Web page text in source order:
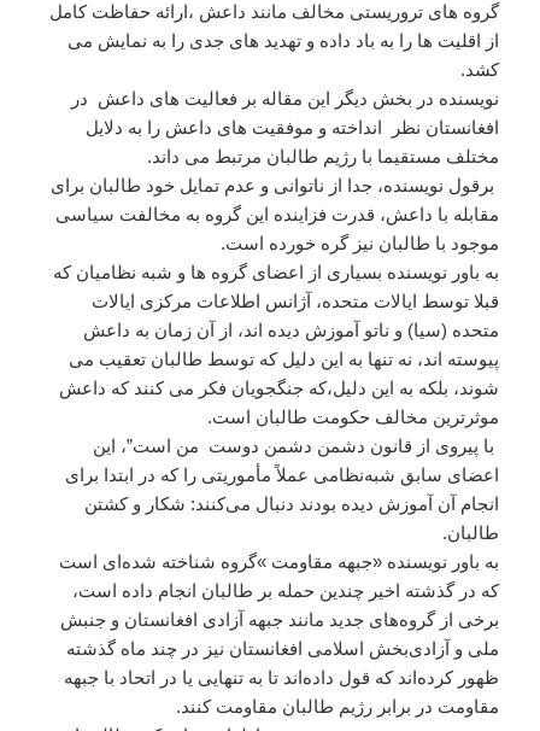
گروه های تروریستی مخالف مانند داعش ،ارائه حفاظت کامل
از اقلیت ها را به باد داده و تهدید های جدی را به نمایش می
کشد.
نویسنده در بخش دیگر این مقاله بر فعالیت های داعش در
افغانستان نظر انداخته و موفقیت های داعش را به دلایل
مختلف مستقیما با رژیم طالبان مرتبط می داند.
برقول نویسنده، جدا از ناتوانی و عدم تمایل خود طالبان برای
مقابله با داعش، قدرت فزاینده این گروه به مخالفت سیاسی
موجود با طالبان نیز گره خورده است.
به باور نویسنده بسیاری از اعضای گروه ها و شبه نظامیان که
قبلا توسط ایالات متحده، آژانس اطلاعات مرکزی ایالات
متحده (سیا) و ناتو آموزش دیده اند، از آن زمان به داعش
پیوسته اند، نه تنها به این دلیل که توسط طالبان تعقیب می
شوند، بلکه به این دلیل،که جنگجویان فکر می کنند که داعش
موثرترین مخالف حکومت طالبان است.
با پیروی از قانون دشمن دشمن دوست من است”، این
اعضای سابق شبه‌نظامی عملاً مأموریتی را که در ابتدا برای
انجام آن آموزش دیده بودند دنبال می‌کنند: شکار و کشتن
طالبان.
به باور نویسنده «جبهه مقاومت »گروه شناخته شده‌ای است
که در گذشته اخیر چندین حمله بر طالبان انجام داده است،
برخی از گروه‌های جدید مانند جبهه آزادی افغانستان و جنبش
ملی و آزادی‌بخش اسلامی افغانستان نیز در چند ماه گذشته
ظهور کرده‌اند که قول داده‌اند تا به تنهایی یا در اتحاد با جبهه
مقاومت در برابر رژیم طالبان مقاومت کنند.